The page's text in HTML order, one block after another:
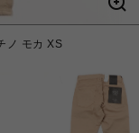
ノ モカ XS